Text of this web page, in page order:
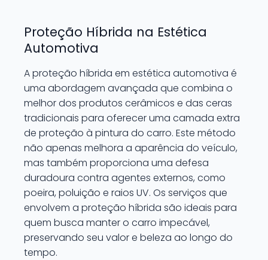
Proteção Híbrida na Estética
Automotiva
A proteção híbrida em estética automotiva é
uma abordagem avançada que combina o
melhor dos produtos cerâmicos e das ceras
tradicionais para oferecer uma camada extra
de proteção à pintura do carro. Este método
não apenas melhora a aparência do veículo,
mas também proporciona uma defesa
duradoura contra agentes externos, como
poeira, poluição e raios UV. Os serviços que
envolvem a proteção híbrida são ideais para
quem busca manter o carro impecável,
preservando seu valor e beleza ao longo do
tempo.